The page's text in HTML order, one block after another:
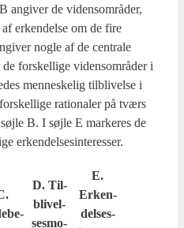
angi­ver de viden­s­om­rå­der,
erken­del­se om de fire
nog­le af de cen­tra­le
for­skel­li­ge viden­s­om­rå­der i
men­ne­ske­lig til­bli­vel­se i
ratio­na­ler på tværs
B. I søj­le E mar­ke­res de
erken­del­ses­in­ter­es­ser.
D. Til­
bli­vel­
ses­mo­
E.
Erken­
del­ses­